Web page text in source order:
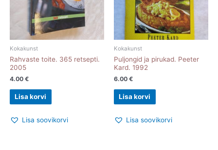
Kokakunst
Rahvaste toite. 365 retsepti.
2005
4.00 €
Lisa korvi
Lisa soovikorvi
Kokakunst
Puljongid ja pirukad. Peeter
Kard. 1992
6.00 €
Lisa korvi
Lisa soovikorvi